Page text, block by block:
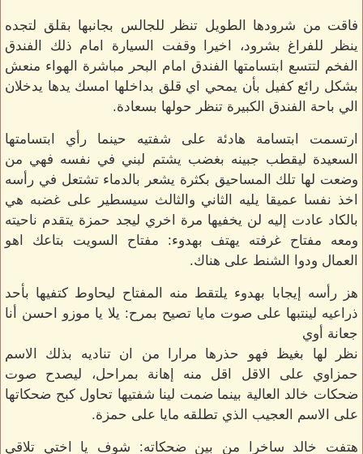
فاقت من شرودها الطويل تنظر للجالس بجانبها بقلق لتجده
ينظر للفراغ بشرود، اخيرا وقفت السيارة امام ذلك الفندق
الفخم لتتسع ابتسامتها الفندق امام البحر مباشرة الهواء منعش
بشكل رائع كفيل بأن يمحي اي قلق بداخلها امسك يدها يدخلان
الي باحة الفندق الكبيرة تنظر حولها بسعادة.
ارتسمت ابتسامة هادئة على شفتيه حينما رأي ابتسامتها
السعيدة ليقطب جبينه بغضب يشتم لبني في نفسه فهي من
وضعت لها تلك المساحيق بكثرة يشعر بالدماء تشتعل في رأسه
اخذ نفسا عميقا يليه الثاني والثالث سيسطير على غضبه هي
بالكاد عادت إليه لن يخفيها مرة اخري ليجد حمزة يتقدم ناحيته
ومعه مفتاح غرفته يهتف بهدوء: مفتاح السويت بتاعك اهو
العمال ودوا الشنط على هناك.
هز رأسه إيجابا بهدوء يلتقط منه المفتاح ليحاوط كتفيها بأحد
ذراعيه لينتبها على صوت مايا تصيح بمرح: يلا يا موزو احسن أنا
جعانة أوي
نظر لها بغيظ فهو حذرها مرارا من ان تناديه بذلك الاسم
حمزاوي على الاقل اقل منه إهانة بمراحل، ليصدح صوت
ضحكات خالد العالية بينما ضمت لينا شفتيها تحاول كبح ضحكاتها
على الاسم العجيب الذي تطلقه مايا على حمزة.
هتفت خالد ساخرا من بين ضحكاته: شوف يا اختي تلاقي